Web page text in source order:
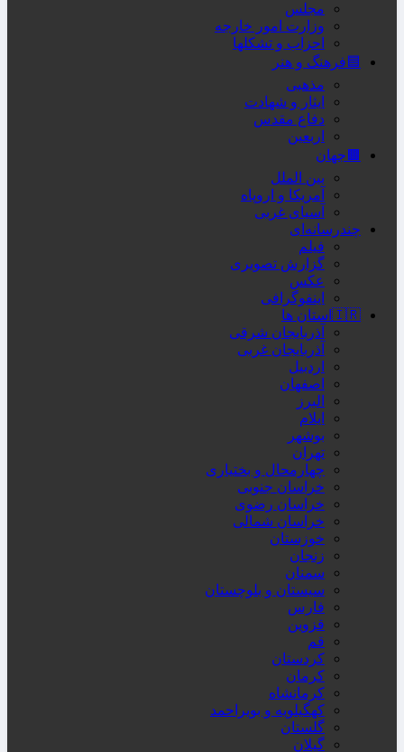
مجلس
وزارت امور خارجه
احزاب و تشکلها
🟦فرهنگ و هنر
مذهبی
ایثار و شهادت
دفاع مقدس
اربعین
🟫جهان
بین الملل
آمریکا و اروپاه
آسیای غربی
چندرسانه‌ای
فیلم
گزارش تصویری
عکس
اینفوگرافی
🇮🇷استان ها
آذربایجان شرقی
آذربایجان غربی
اردبیل
اصفهان
البرز
ایلام
بوشهر
تهران
چهارمحال و بختیاری
خراسان جنوبی
خراسان رضوی
خراسان شمالی
خوزستان
زنجان
سمنان
سیستان و بلوچستان
فارس
قزوین
قم
کردستان
کرمان
کرمانشاه
کهگیلویه و بویراحمد
گلستان
گیلان